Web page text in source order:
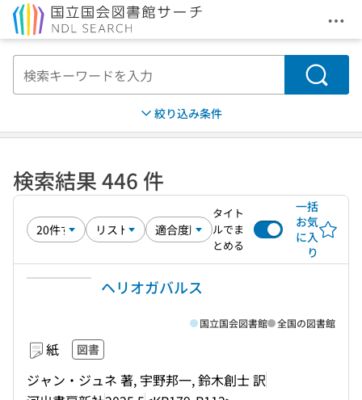
メ
検索
絞り込み条件
検索結果 446 件
タイト
ルでま
とめる
一括
お気
に入
り
ヘリオガバルス
紙 図書
ジャン・ジュネ 著, 宇野邦一, 鈴木創士 訳
国立国会図書館 全国の図書館